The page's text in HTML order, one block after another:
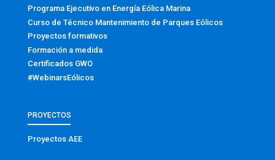
Programa Ejecutivo en Energía Eólica Marina
Curso de Técnico Mantenimiento de Parques Eólicos
Proyectos formativos
Formación a medida
Certificados GWO
#WebinarsEólicos
PROYECTOS
Proyectos AEE